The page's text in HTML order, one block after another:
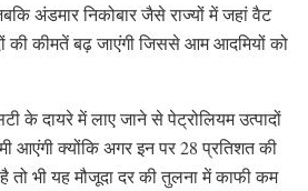
अंडमार निकोबार जैसे राज्यों में जहां वैट
की कीमतें बढ़ जाएंगी जिससे आम आदमियों को
के दायरे में लाए जाने से पेट्रोलियम उत्पादों
आएंगी क्योंकि अगर इन पर 28 प्रतिशत की
तो भी यह मौजूदा दर की तुलना में काफी कम